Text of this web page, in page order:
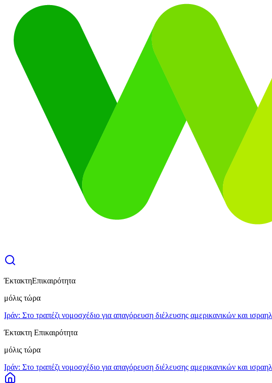
ΈκτακτηΕπικαιρότητα
μόλις τώρα
Ιράν: Στο τραπέζι νομοσχέδιο για απαγόρευση διέλευσης αμερικανικών και
Έκτακτη Επικαιρότητα
μόλις τώρα
Ιράν: Στο τραπέζι νομοσχέδιο για απαγόρευση διέλευσης αμερικανικών και